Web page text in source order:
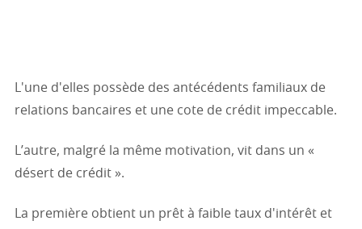
L'une d'elles possède des antécédents familiaux de
relations bancaires et une cote de crédit impeccable.
L’autre, malgré la même motivation, vit dans un «
désert de crédit ».
La première obtient un prêt à faible taux d'intérêt et